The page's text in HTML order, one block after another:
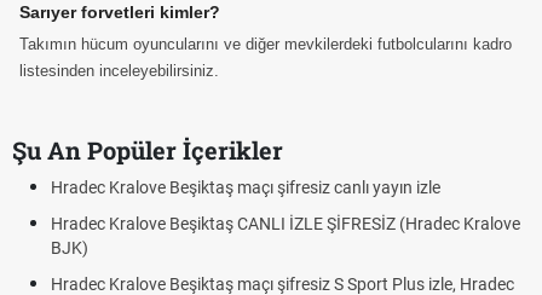
Sarıyer forvetleri kimler?
Takımın hücum oyuncularını ve diğer mevkilerdeki futbolcularını kadro
listesinden inceleyebilirsiniz.
Şu An Popüler İçerikler
canlı yayın izle
ŞİFRESİZ (Hradec Kralove
S Sport Plus izle, Hradec
Hradec Kralove - Beşiktaş maçı
Hradec Kralove Beşiktaş maçı
Trivela Nedir? Trivela Vuruşu Nasıl